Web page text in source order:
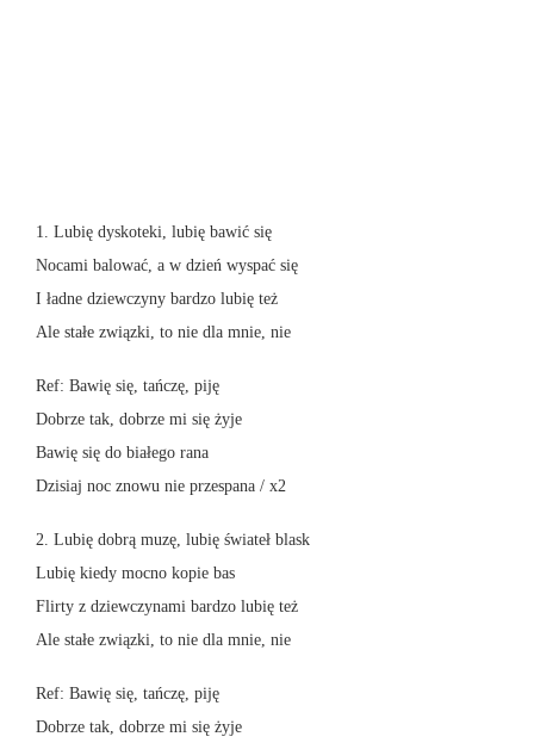
1. Lubię dyskoteki, lubię bawić się
Nocami balować, a w dzień wyspać się
I ładne dziewczyny bardzo lubię też
Ale stałe związki, to nie dla mnie, nie
Ref: Bawię się, tańczę, piję
Dobrze tak, dobrze mi się żyje
Bawię się do białego rana
Dzisiaj noc znowu nie przespana / x2
2. Lubię dobrą muzę, lubię świateł blask
Lubię kiedy mocno kopie bas
Flirty z dziewczynami bardzo lubię też
Ale stałe związki, to nie dla mnie, nie
Ref: Bawię się, tańczę, piję
Dobrze tak, dobrze mi się żyje